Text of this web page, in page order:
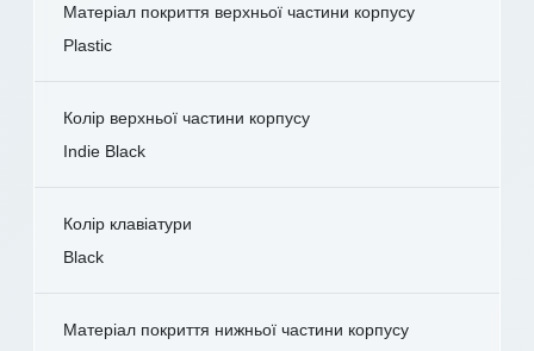
Матеріал покриття верхньої частини корпусу
Plastic
Колір верхньої частини корпусу
Indie Black
Колір клавіатури
Black
Матеріал покриття нижньої частини корпусу